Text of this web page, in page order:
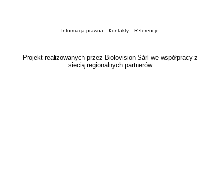
Informacja prawna Kontakty Referencje
Projekt realizowanych przez Biolovision Sàrl we współpracy z
siecią regionalnych partnerów